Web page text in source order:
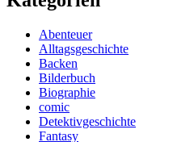
Abenteuer
Alltagsgeschichte
Backen
Bilderbuch
Biographie
comic
Detektivgeschichte
Fantasy